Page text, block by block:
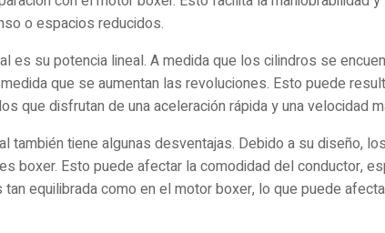
o espacios reducidos.
es su potencia lineal. A medida que los cilindros se
que se aumentan las revoluciones. Esto puede
que disfrutan de una aceleración rápida y una velocidad
también tiene algunas desventajas. Debido a su diseño,
boxer. Esto puede afectar la comodidad del conductor,
equilibrada como en el motor boxer, lo que puede